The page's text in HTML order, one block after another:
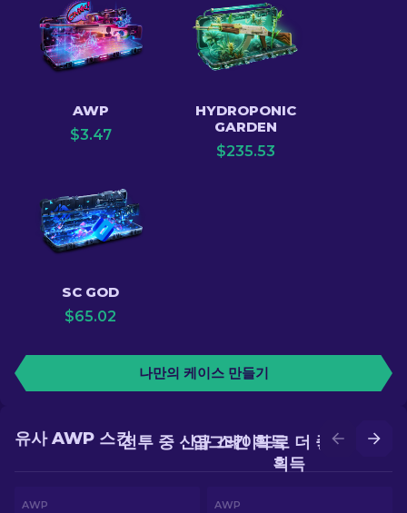
AWP
$3.47
HYDROPONIC
GARDEN
$235.53
SC GOD
$65.02
나만의 케이스 만들기
업그레이드로 더 좋은 스킨
획득
전투 중 신규 스킨 획득
유사 AWP 스킨
AWP AWP